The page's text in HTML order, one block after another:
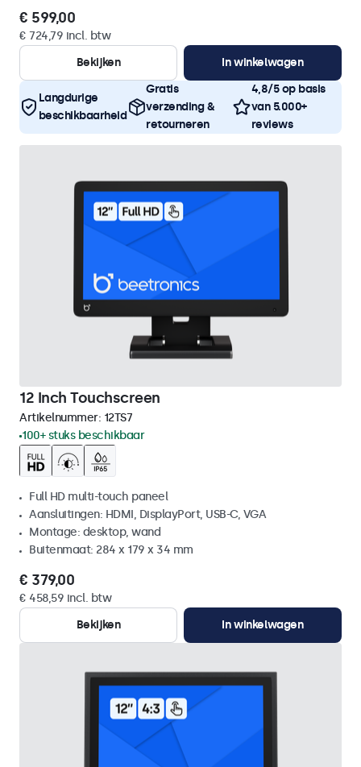
€ 599,00
€ 724,79 incl. btw
Bekijken
In winkelwagen
Langdurige
beschikbaarheid
Gratis
verzending &
retourneren
4,8/5 op basis
van 5.000+
reviews
12 Inch Touchscreen
Artikelnummer: 12TS7
100+ stuks beschikbaar
Full HD multi-touch paneel
Aansluitingen: HDMI, DisplayPort, USB-C, VGA
Montage: desktop, wand
Buitenmaat: 284 x 179 x 34 mm
€ 379,00
€ 458,59 incl. btw
Bekijken
In winkelwagen